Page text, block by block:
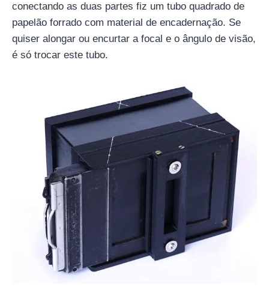
conectando as duas partes fiz um tubo quadrado de
papelão forrado com material de encadernação. Se
quiser alongar ou encurtar a focal e o ângulo de visão,
é só trocar este tubo.